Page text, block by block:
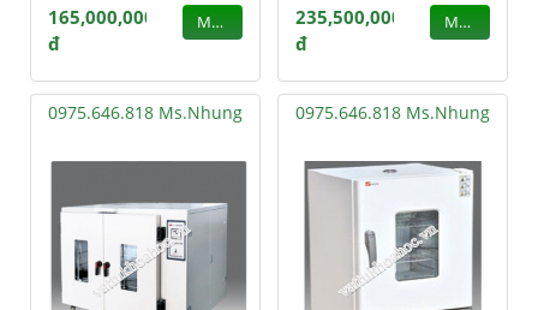
165,000,000
đ
MUA
235,500,000
đ
MUA
0975.646.818 Ms.Nhung 0975.646.818 Ms.Nhung